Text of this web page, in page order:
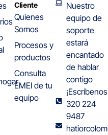
Cliente
Quienes
Somos
Procesos y
productos
Consulta
EMEI de tu
equipo
Nuestro
equipo de
soporte
estará
encantado
de hablar
contigo
320 224
9487